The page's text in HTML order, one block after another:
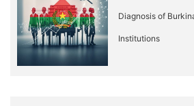
Diagnosis of
Institutions